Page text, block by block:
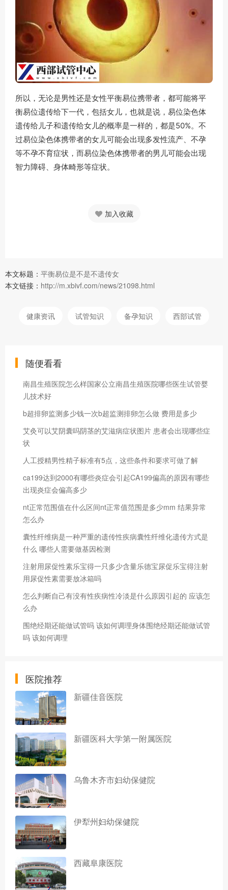
所以，无论是男性还是女性平衡易位携带者，都可能将平
衡易位遗传给下一代，包括女儿，也就是说，易位染色体
遗传给儿子和遗传给女儿的概率是一样的，都是50%。不
过易位染色体携带者的女儿可能会出现多发性流产、不孕
等不孕不育症状，而易位染色体携带者的男儿可能会出现
智力障碍、身体畸形等症状。
加入收藏
本文标题： 平衡易位是不是不遗传女
本文链接： http://m.xbivf.com/news/21098.html
健康资讯 试管知识 备孕知识 西部试管
随便看看
南昌生殖医院怎么样国家公立南昌生殖医院哪些医生试管婴
儿技术好
b超排卵监测多少钱一次b超监测排卵怎么做 费用是多少
艾灸可以艾阴囊吗阴茎的艾滋病症状图片 患者会出现哪些症
状
人工授精男性精子标准有5点，这些条件和要求可做了解
ca199达到2000有哪些炎症会引起CA199偏高的原因有哪些
出现炎症会偏高多少
nt正常范围值在什么区间nt正常值范围是多少mm 结果异常
怎么办
囊性纤维病是一种严重的遗传性疾病囊性纤维化遗传方式是
什么 哪些人需要做基因检测
注射用尿促性素乐宝得一只多少含量乐德宝尿促乐宝得注射
用尿促性素需要放冰箱吗
怎么判断自己有没有性疾病性冷淡是什么原因引起的 应该怎
么办
围绝经期还能做试管吗 该如何调理身体围绝经期还能做试管
吗 该如何调理
医院推荐
新疆佳音医院
新疆医科大学第一附属医院
乌鲁木齐市妇幼保健院
伊犁州妇幼保健院
西藏阜康医院